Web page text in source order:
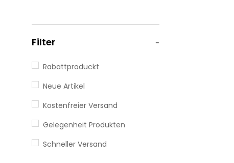
5-türiges Modul
6-türiges Modul
Wäscheschrank
Eckmodul
Ganzkörperspiegel
Polsterhocker
Stehlampe
Filter
Rabattproduckt
Neue Artikel
Kostenfreier Versand
Gelegenheit Produkten
Schneller Versand